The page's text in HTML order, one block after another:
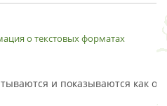
о текстовых форматах
и показываются как